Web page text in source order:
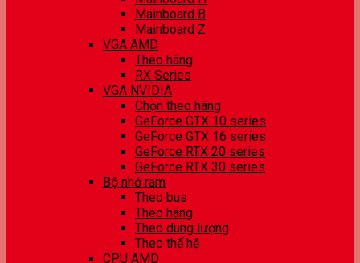
Mainboard B
Mainboard Z
VGA AMD
Theo hãng
RX Series
VGA NVIDIA
Chọn theo hãng
GeForce GTX 10 series
GeForce GTX 16 series
GeForce RTX 20 series
GeForce RTX 30 series
Bộ nhớ ram
Theo bus
Theo hãng
Theo dung lượng
Theo thế hệ
CPU AMD